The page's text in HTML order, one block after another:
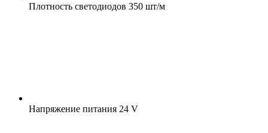
Плотность светодиодов 350 шт/м
Напряжение питания 24 V